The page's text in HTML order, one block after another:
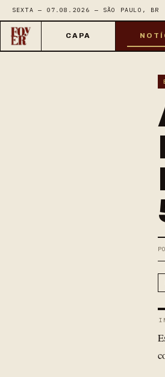
SEXTA — 07.08.2026 — SÃO PAULO, BR
CAPA